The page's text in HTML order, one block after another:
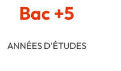
Bac +5
ANNÉES D’ÉTUDES